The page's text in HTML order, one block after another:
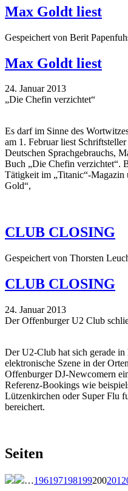
Max Goldt liest
Gespeichert von Berit
Max Goldt liest
24. Januar 2013
„Die Chefin verzichtet“
Es darf im Sinne des
am 1. Februar liest
Deutschen Sprachgebrauchs,
Buch „Die Chefin verzichtet“.
Tätigkeit im „Titanic“-
Gold“,
CLUB CLOSING
Gespeichert von Thorsten
CLUB CLOSING
24. Januar 2013
Der Offenburger U2 Club
Der U2-Club hat sich gerade
elektronische Szene in der
Offenburger DJ-Newcomern
Referenz-Bookings wie
Lützenkirchen oder Super Flu
bereichert.
Seiten
…196197198199200201